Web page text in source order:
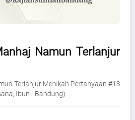
Namun Terlanjur
Terlanjur Menikah Pertanyaan #13
Ibun - Bandung)…